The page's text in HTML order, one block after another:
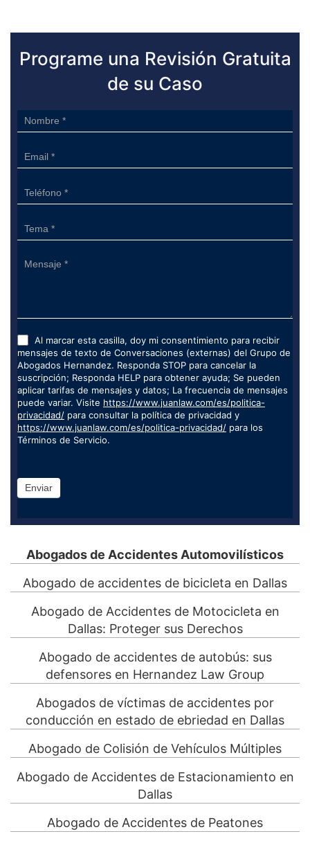
Programe una Revisión Gratuita
de su Caso
Sidebar
Form
Al marcar esta casilla, doy mi consentimiento para recibir
mensajes de texto de Conversaciones (externas) del Grupo de
Abogados Hernandez. Responda STOP para cancelar la
suscripción; Responda HELP para obtener ayuda; Se pueden
aplicar tarifas de mensajes y datos; La frecuencia de mensajes
puede variar. Visite https://www.juanlaw.com/es/politica-
privacidad/ para consultar la política de privacidad y
https://www.juanlaw.com/es/politica-privacidad/ para los
Términos de Servicio.
Enviar
Abogados de Accidentes Automovilísticos
Abogado de accidentes de bicicleta en Dallas
Abogado de Accidentes de Motocicleta en
Dallas: Proteger sus Derechos
Abogado de accidentes de autobús: sus
defensores en Hernandez Law Group
Abogados de víctimas de accidentes por
conducción en estado de ebriedad en Dallas
Abogado de Colisión de Vehículos Múltiples
Abogado de Accidentes de Estacionamiento en
Dallas
Abogado de Accidentes de Peatones